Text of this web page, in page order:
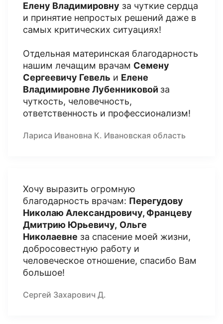
Елену Владимировну за чуткие сердца
и принятие непростых решений даже в
самых критических ситуациях!
Отдельная материнская благодарность
нашим лечащим врачам Семену
Сергеевичу Гевель и Елене
Владимировне Лубенниковой за
чуткость, человечность,
ответственность и профессионализм!
Лариса Ивановна К. Ивановская область
Хочу выразить огромную
благодарность врачам: Перегудову
Николаю Александровичу, Францеву
Дмитрию Юрьевичу, Ольге
Николаевне за спасение моей жизни,
добросовестную работу и
человеческое отношение, спасибо Вам
большое!
Сергей Захарович Д.